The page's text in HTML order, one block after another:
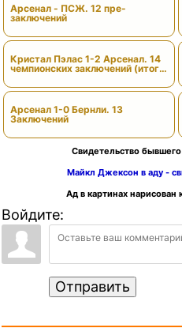
Арсенал - ПСЖ. 12 пре-
заключений
Кристал Пэлас 1-2 Арсенал. 14
чемпионских заключений (итоги
Арсенал 1-0 Бернли. 13
Заключений
Свидетельство
Майкл Джексон в аду -
Ад в картинах
Войдите:
Отправить